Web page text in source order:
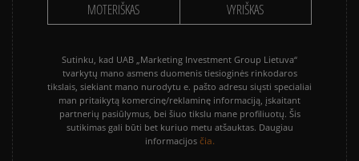
MOTERIŠKAS VYRIŠKAS
Sutinku, kad UAB „Marketing Investment Group Lietuva“
tvarkytų mano asmens duomenis tiesioginės rinkodaros
tikslais, siekiant mano nurodytu e. pašto adresu siųsti specialiai
man pritaikytą komercinę/reklaminę informaciją, įskaitant
partnerių pasiūlymus, bei šiuo tikslu mane profiliuotų. Šis
sutikimas gali būti bet kuriuo metu atšauktas. Daugiau
informacijos čia.